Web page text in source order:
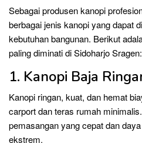
Sebagai produsen kanopi
berbagai jenis kanopi yang dapat
kebutuhan bangunan. Berikut
paling diminati di Sidoharjo Sragen:
1. Kanopi Baja
Kanopi ringan, kuat, dan hemat
carport dan teras rumah
pemasangan yang cepat dan
ekstrem.